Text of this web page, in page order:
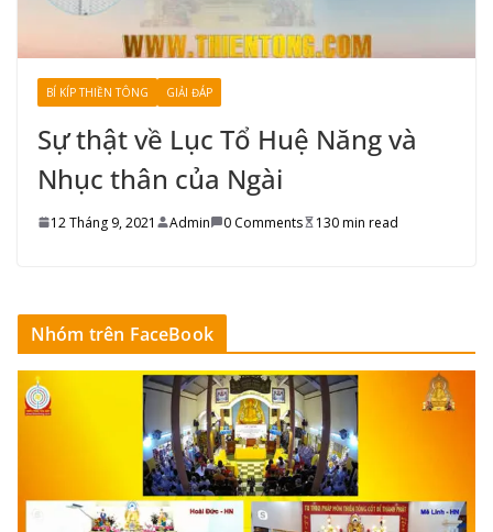
BÍ KÍP THIỀN TÔNG GIẢI ĐÁP
Sự thật về Lục Tổ Huệ Năng và
Nhục thân của Ngài
12 Tháng 9, 2021 Admin 0 Comments 130 min read
Nhóm trên FaceBook